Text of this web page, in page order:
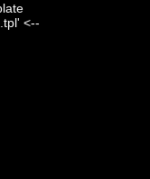
<--
сообщение